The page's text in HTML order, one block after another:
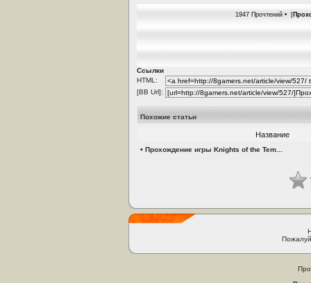
1947 Прочтений • [
Ссылки
HTML:
[BB Url]:
Похожие статьи
Название
• Прохождение игры Knights of the Tem...